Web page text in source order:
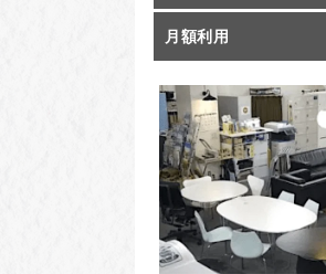
月額利用